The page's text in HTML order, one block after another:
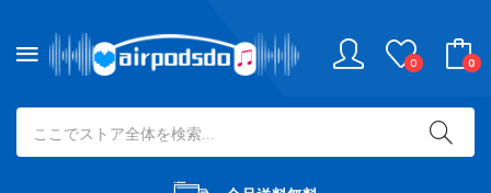
0 0